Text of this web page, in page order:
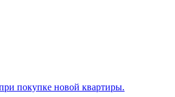
покупке новой квартиры.